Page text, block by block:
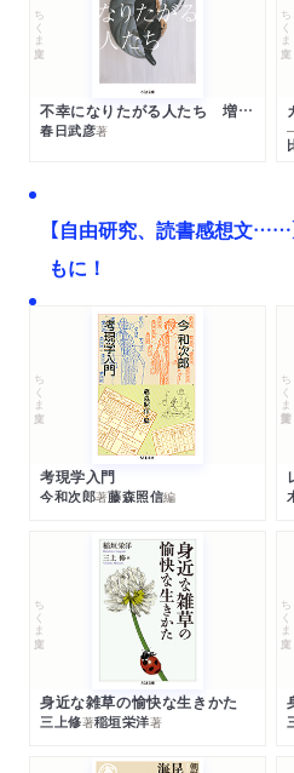
ちくま文庫
不幸になりたがる人たち 増補新版
春日武彦著
ちくま文庫
【自由研究、読書感想文……
もに！
ちくま文庫
考現学入門
今和次郎著藤森照信編
ちくま学芸文庫
ちくま文庫
身近な雑草の愉快な生きかた
三上修著稲垣栄洋著
ちくま文庫